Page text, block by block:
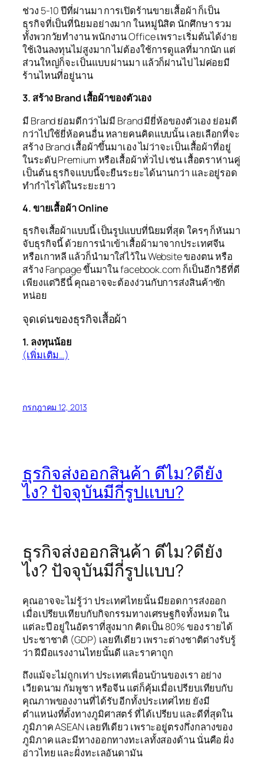
ช่วง 5-10 ปีที่ผ่านมา การเปิดร้านขายเสื้อผ้า ก็เป็น
ธุรกิจที่เป็นที่นิยมอย่างมาก ในหมู่นิสิต นักศึกษา รวม
ทั้งพวกวัยทำงาน พนักงาน Office เพราะเริ่มต้นได้ง่าย
ใช้เงินลงทุนไม่สูงมาก ไม่ต้องใช้การดูแลที่มากนัก แต่
ส่วนใหญ่ก็จะเป็นแบบ ผ่านมา แล้วก็ผ่านไป ไม่ค่อยมี
ร้านไหนที่อยู่นาน
3. สร้าง Brand เสื้อผ้าของตัวเอง
มี Brand ย่อมดีกว่าไม่มี Brand มียี่ห้อของตัวเอง ย่อมดี
กว่าไปใช้ยี่ห้อคนอื่น หลายคนคิดแบบนั้น เลยเลือกที่จะ
สร้าง Brand เสื้อผ้าขึ้นมาเอง ไม่ว่าจะเป็นเสื้อผ้าที่อยู่
ในระดับ Premium หรือเสื้อผ้าทั่วไป เช่น เสื้อตราห่านคู่
เป็นต้น ธุรกิจแบบนี้จะยืนระยะได้นานกว่า และอยู่รอด
ทำกำไรได้ในระยะยาว
4. ขายเสื้อผ้า Online
ธุรกิจเสื้อผ้าแบบนี้ เป็นรูปแบบที่นิยมที่สุด ใครๆ ก็หันมา
จับธุรกิจนี้ ด้วยการนำเข้าเสื้อผ้ามาจากประเทศจีน
หรือเกาหลี แล้วก็นำมาใส่ไว้ใน Website ของตน หรือ
สร้าง Fanpage ขึ้นมาใน facebook.com ก็เป็นอีกวิธีที่ดี
เพียงแต่วิธีนี้ คุณอาจจะต้องง่วนกับการส่งสินค้าซัก
หน่อย
จุดเด่นของธุรกิจเสื้อผ้า
1. ลงทุนน้อย
(เพิ่มเติม…)
กรกฎาคม 12, 2013
ธุรกิจส่งออกสินค้า ดีไม?ดียัง
ไง? ปัจจุบันมีกี่รูปแบบ?
ธุรกิจส่งออกสินค้า ดีไม?ดียัง
ไง? ปัจจุบันมีกี่รูปแบบ?
คุณอาจจะไม่รู้ว่า ประเทศไทยนั้น มียอดการส่งออก
เมื่อเปรียบเทียบกับกิจกรรมทางเศรษฐกิจทั้งหมด ใน
แต่ละปี อยู่ในอัตราที่สูงมาก คิดเป็น 80% ของ รายได้
ประชาชาติ (GDP) เลยทีเดียว เพราะต่างชาติต่างรับรู้
ว่า ฝีมือแรงงานไทยนั้นดี และราคาถูก
ถึงแม้จะไม่ถูกเท่า ประเทศเพื่อนบ้านของเรา อย่าง
เวียดนาม กัมพูชา หรือจีน แต่ก็คุ้มเมื่อเปรียบเทียบกับ
คุณภาพของงานที่ได้รับ อีกทั้งประเทศไทย ยังมี
ตำแหน่งที่ตั้งทางภูมิศาสตร์ ที่ได้เปรียบ และดีที่สุดใน
ภูมิภาค ASEAN เลยทีเดียว เพราะอยู่ตรงกึ่งกลางของ
ภูมิภาค และมีทางออกทางทะเลทั้งสองด้าน นั่นคือ ฝั่ง
อ่าวไทย และฝั่งทะเลอันดามัน